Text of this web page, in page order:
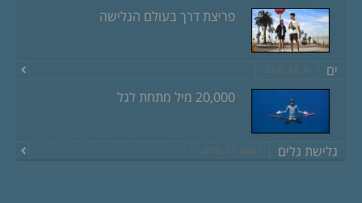
פריצת דרך בעולם הגלישה
ים יוני 18, 2020
20,000 מיל מתחת לגל
גלישת גלים דצמבר 13, 2019